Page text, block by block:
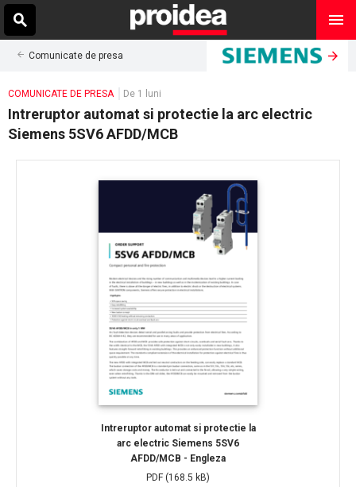
Comunicate de presa
COMUNICATE DE PRESA De 1 luni
Intreruptor automat si protectie la arc electric
Siemens 5SV6 AFDD/MCB
Intreruptor automat si protectie la
arc electric Siemens 5SV6
AFDD/MCB - Engleza
PDF (168.5 kB)